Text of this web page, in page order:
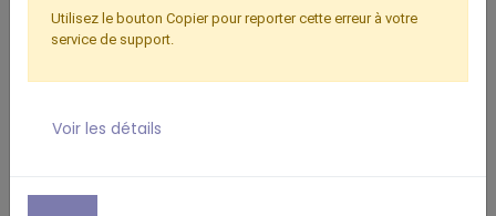
Utilisez le bouton Copier pour reporter cette erreur à votre
service de support.
Voir les détails